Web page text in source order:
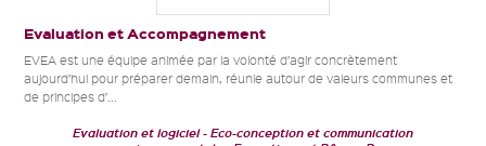
Evaluation et Accompagnement
EVEA est une équipe animée par la volonté d’agir concrètement
aujourd’hui pour préparer demain, réunie autour de valeurs communes et
de principes d’...
Evaluation et logiciel
Eco-conception et communication